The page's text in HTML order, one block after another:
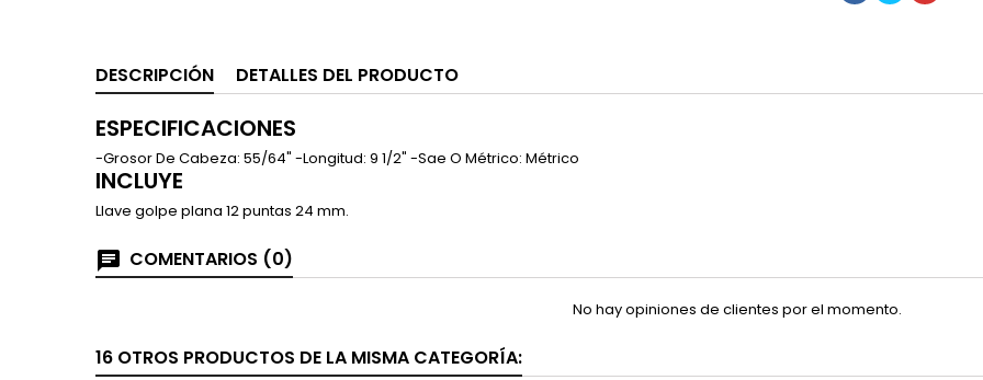
DESCRIPCIÓN DETALLES DEL PRODUCTO
ESPECIFICACIONES
-Grosor De Cabeza: 55/64" -Longitud: 9 1/2" -Sae O Métrico: Métrico
INCLUYE
Llave golpe plana 12 puntas 24 mm.
COMENTARIOS (0)
No hay opiniones de clientes por el momento.
16 OTROS PRODUCTOS DE LA MISMA CATEGORÍA: